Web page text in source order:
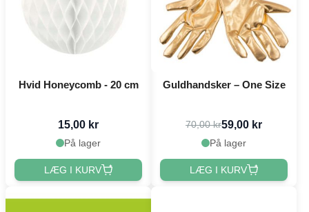
Hvid Honeycomb - 20 cm
15,00 kr
På lager
LÆG I KURV
Guldhandsker – One Size
70,00 kr59,00 kr
På lager
LÆG I KURV